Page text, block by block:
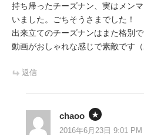
持ち帰ったチーズナン、実はメン
いました。ごちそうさまでした！
出来立てのチーズナンはまた格別
動画がおしゃれな感じで素敵です（
返信
chaoo
2016年6月23日 9:01 PM